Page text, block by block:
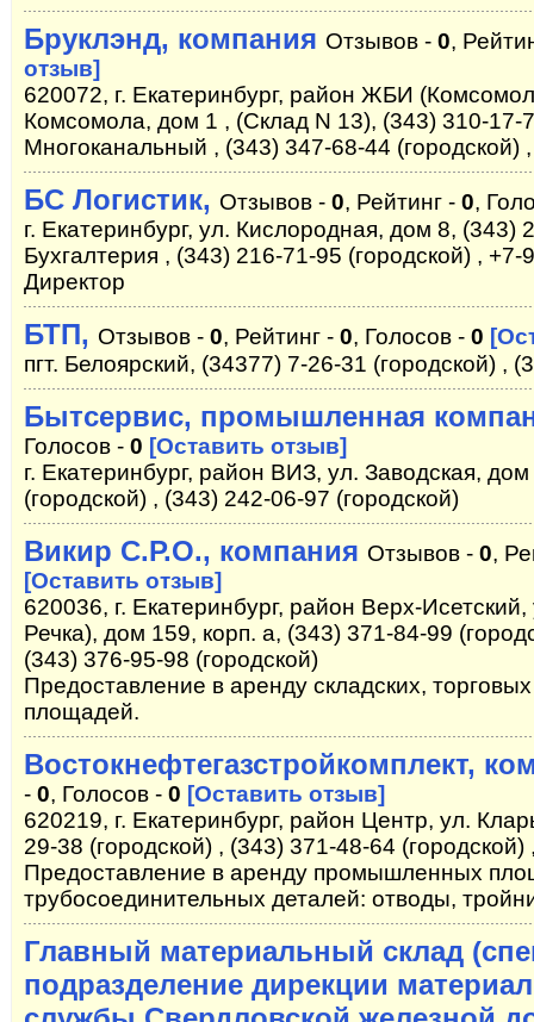
Бруклэнд, компания Отзывов - 0,
отзыв]
620072, г. Екатеринбург, район ЖБИ
Комсомола, дом 1 , (Cклад N 13), (343) 310-17-
Многоканальный , (343) 347-68-44 (городской)
БС Логистик, Отзывов - 0, Рейтинг - 0,
г. Екатеринбург, ул. Кислородная, дом 8, (343)
Бухгалтерия , (343) 216-71-95 (городской) ,
Директор
БТП, Отзывов - 0, Рейтинг - 0, Голосов - 0
пгт. Белоярский, (34377) 7-26-31 (городской) ,
Бытсервис, промышленная
Голосов - 0 [Оставить отзыв]
г. Екатеринбург, район ВИЗ, ул. Заводская,
(городской) , (343) 242-06-97 (городской)
Викир С.Р.О., компания Отзывов - 0,
[Оставить отзыв]
620036, г. Екатеринбург, район Верх-
Речка), дом 159, корп. а, (343) 371-84-99
(343) 376-95-98 (городской)
Предоставление в аренду складских,
площадей.
Востокнефтегазстройкомплект,
- 0, Голосов - 0 [Оставить отзыв]
620219, г. Екатеринбург, район Центр, ул.
29-38 (городской) , (343) 371-48-64
Предоставление в аренду промышленных
трубосоединительных деталей: отводы,
Главный материальный склад
подразделение дирекции